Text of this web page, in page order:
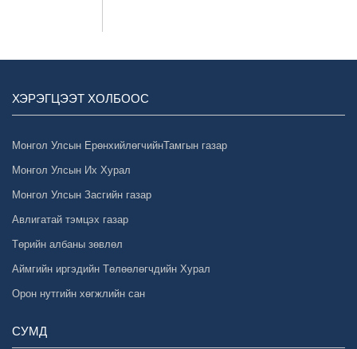
ХЭРЭГЦЭЭТ ХОЛБООС
Монгол Улсын ЕрөнхийлөгчийнТамгын газар
Монгол Улсын Их Хурал
Монгол Улсын Засгийн газар
Авлигатай тэмцэх газар
Төрийн албаны зөвлөл
Аймгийн иргэдийн Төлөөлөгчдийн Хурал
Орон нутгийн хөгжлийн сан
СУМД